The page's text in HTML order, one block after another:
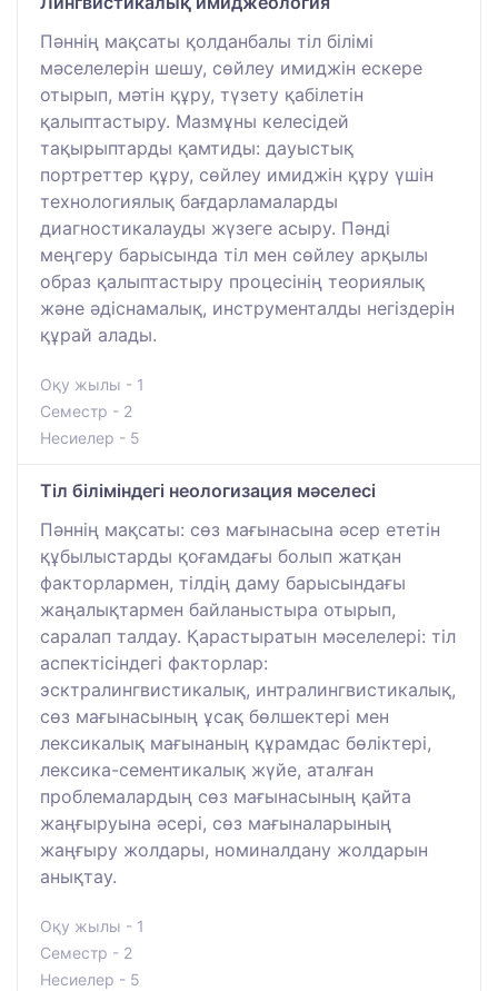
Пәннің мақсаты қолданбалы тіл білімі
мәселелерін шешу, сөйлеу имиджін ескере
отырып, мәтін құру, түзету қабілетін
қалыптастыру. Мазмұны келесідей
тақырыптарды қамтиды: дауыстық
портреттер құру, сөйлеу имиджін құру үшін
технологиялық бағдарламаларды
диагностикалауды жүзеге асыру. Пәнді
меңгеру барысында тіл мен сөйлеу арқылы
образ қалыптастыру процесінің теориялық
және әдіснамалық, инструменталды негіздерін
құрай алады.
Оқу жылы - 1
Семестр - 2
Несиелер - 5
Тіл біліміндегі неологизация мәселесі
Пәннің мақсаты: сөз мағынасына әсер ететін
құбылыстарды қоғамдағы болып жатқан
факторлармен, тілдің даму барысындағы
жаңалықтармен байланыстыра отырып,
саралап талдау. Қарастыратын мәселелері: тіл
аспектісіндегі факторлар:
эсктралингвистикалық, интралингвистикалық,
сөз мағынасының ұсақ бөлшектері мен
лексикалық мағынаның құрамдас бөліктері,
лексика-сементикалық жүйе, аталған
проблемалардың сөз мағынасының қайта
жаңғыруына әсері, сөз мағыналарының
жаңғыру жолдары, номиналдану жолдарын
анықтау.
Оқу жылы - 1
Семестр - 2
Несиелер - 5